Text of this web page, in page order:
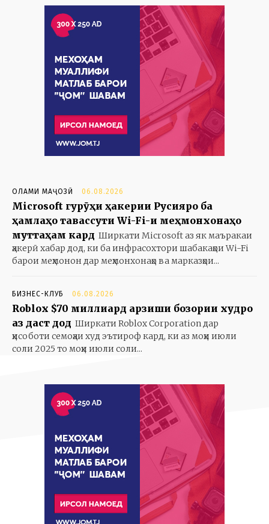
ОЛАМИ МАҶОЗӢ 06.08.2026
Microsoft гурӯҳи ҳакерии Русияро ба
ҳамлаҳо тавассути Wi-Fi-и меҳмонхонаҳо
муттаҳам кард Ширкати Microsoft аз як маъракаи
ҳакерӣ хабар дод, ки ба инфрасохтори шабакаҳои Wi-Fi
барои меҳмонон дар меҳмонхонаҳо ва марказҳои...
БИЗНЕС-КЛУБ 06.08.2026
Roblox $70 миллиард арзиши бозории худро
аз даст дод Ширкати Roblox Corporation дар
ҳисоботи семоҳаи худ эътироф кард, ки аз моҳи июли
соли 2025 то моҳи июли соли...